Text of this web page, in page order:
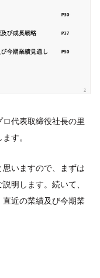
ロ代表取締役社長の里
す。
いますので、まずは
明します。続いて、
近の業績及び今期業